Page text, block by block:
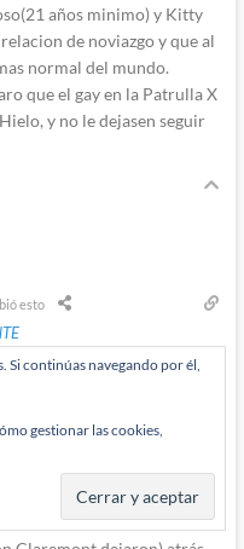
años minimo) y Kitty
de noviazgo y que al
normal del mundo.
que el gay en la Patrulla X
y no le dejasen seguir
esto
parece a una historia de
por los Morlocks o en
disimilar al romance de
tonto de Coloso; un
ambos personajes no son
un primer amor que
Si continúas navegando por él,
gestionar las cookies,